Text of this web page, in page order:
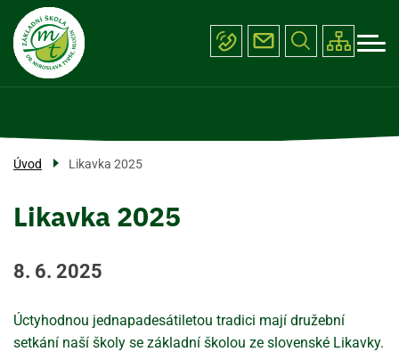
Přejít
hlavnímu
obsahu
Menu
navigace
ŠKOLA
PROJEKTY
ÚŘEDNÍ DESKA
KONTAKTY
Úvod Likavka 2025
Likavka 2025
8. 6. 2025
Úctyhodnou jednapadesátiletou tradici mají družební
setkání naší školy se základní školou ze slovenské Likavky.